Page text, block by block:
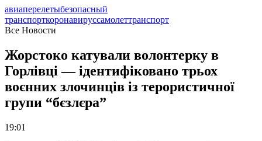
авиаперелетыбезопасный
транспорткоронавируссамолеттранспорт
Все Новости
Жорстоко катували волонтерку в
Горлівці — ідентифіковано трьох
воєнних злочинців із терористичної
групи “бєзлєра”
19:01